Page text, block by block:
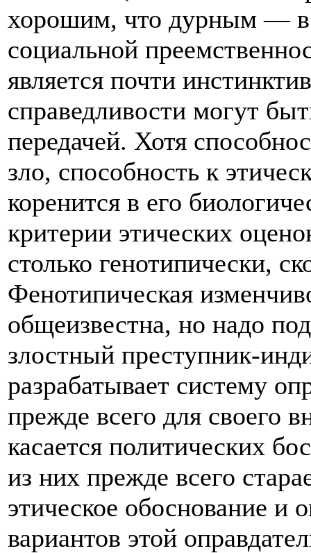
хорошим, что дурным — в
социальной
является почти
справедливости могут
передачей. Хотя
зло, способность к
коренится в его
критерии этических
столько генотипически,
Фенотипическая
общеизвестна, но надо
злостный преступник-
разрабатывает систему
прежде всего для своего
касается политических
из них прежде всего
этическое обоснование и
вариантов этой